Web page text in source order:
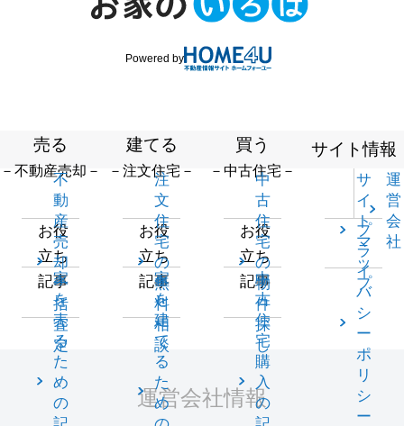
Powered by
売る
－不動産売却－
不
動
産
売
却
一
括
査
定
お役
立ち
記事
家
を
売
る
た
め
の
建てる
－注文住宅－
注
文
住
宅
の
無
料
相
談
お役
立ち
記事
家
を
建
て
る
た
め
買う
－中古住宅－
中
古
住
宅
の
物
件
探
し
お役
立ち
記事
中
古
住
宅
購
入
の
サイト情報
サ
イ
ト
マ
ッ
プ
運
営
会
社
プ
ラ
イ
バ
シ
ー
ポ
リ
シ
ー
運営会社情報